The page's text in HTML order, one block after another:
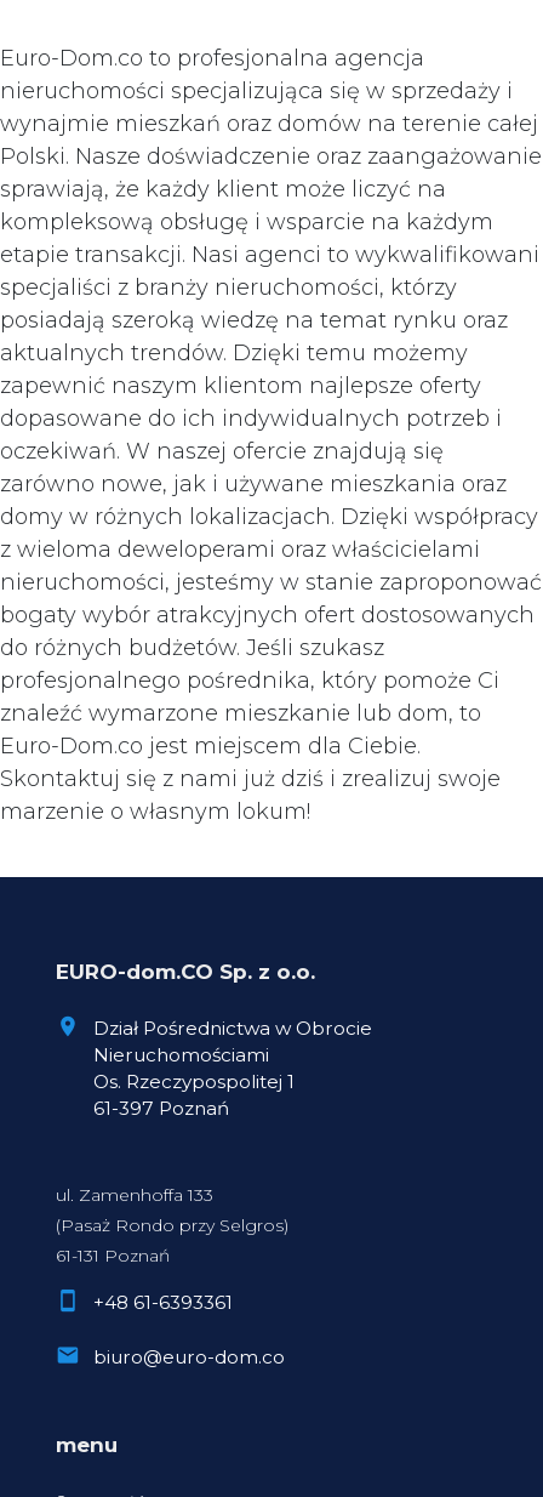
Euro-Dom.co to profesjonalna agencja
nieruchomości specjalizująca się w sprzedaży i
wynajmie mieszkań oraz domów na terenie całej
Polski. Nasze doświadczenie oraz zaangażowanie
sprawiają, że każdy klient może liczyć na
kompleksową obsługę i wsparcie na każdym
etapie transakcji. Nasi agenci to wykwalifikowani
specjaliści z branży nieruchomości, którzy
posiadają szeroką wiedzę na temat rynku oraz
aktualnych trendów. Dzięki temu możemy
zapewnić naszym klientom najlepsze oferty
dopasowane do ich indywidualnych potrzeb i
oczekiwań. W naszej ofercie znajdują się
zarówno nowe, jak i używane mieszkania oraz
domy w różnych lokalizacjach. Dzięki współpracy
z wieloma deweloperami oraz właścicielami
nieruchomości, jesteśmy w stanie zaproponować
bogaty wybór atrakcyjnych ofert dostosowanych
do różnych budżetów. Jeśli szukasz
profesjonalnego pośrednika, który pomoże Ci
znaleźć wymarzone mieszkanie lub dom, to
Euro-Dom.co jest miejscem dla Ciebie.
Skontaktuj się z nami już dziś i zrealizuj swoje
marzenie o własnym lokum!
EURO-dom.CO Sp. z o.o.
Dział Pośrednictwa w Obrocie
Nieruchomościami
Os. Rzeczypospolitej 1
61-397 Poznań
ul. Zamenhoffa 133
(Pasaż Rondo przy Selgros)
61-131 Poznań
+48 61-6393361
biuro@euro-dom.co
menu